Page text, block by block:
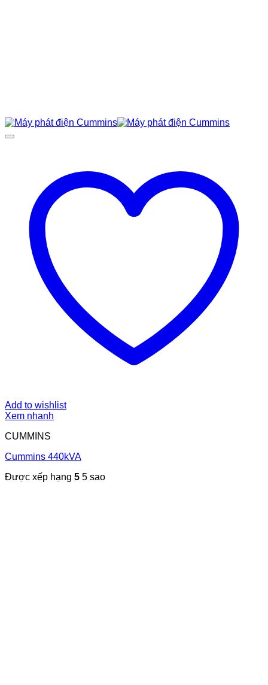
Add to wishlist
Xem nhanh
CUMMINS
Cummins 440kVA
Được xếp hạng 5 5 sao